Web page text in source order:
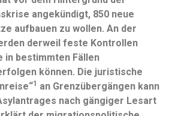
angekündigt, 850 neue
aufbauen zu wollen. An der
derweil feste Kontrollen
in bestimmten Fällen
können. Die juristische
1 an Grenzübergängen kann
nach gängiger Lesart